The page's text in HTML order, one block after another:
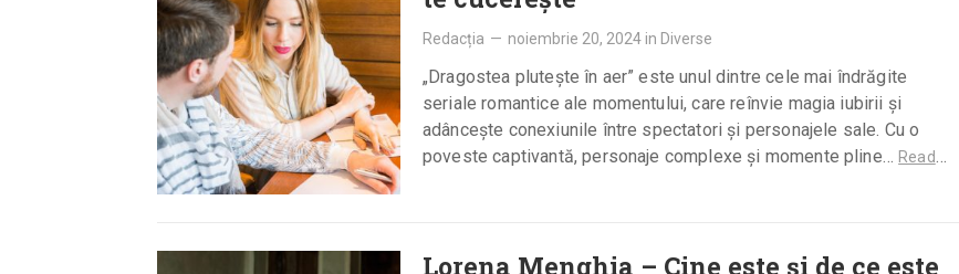
Redacția — noiembrie 20, 2024 in Diverse
„Dragostea plutește în aer” este unul dintre cele mai îndrăgite
seriale romantice ale momentului, care reînvie magia iubirii și
adâncește conexiunile între spectatori și personajele sale. Cu o
poveste captivantă, personaje complexe și momente pline… Read
Lorena Menghia – Cine este și de ce este